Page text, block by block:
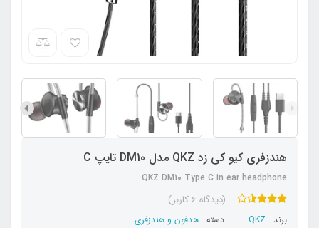
هندزفری کیو کی زد QKZ مدل DM10 تایپ C
QKZ DM10 Type C in ear headphone
(دیدگاه 6 کاربر)
برند : QKZ دسته : هدفون‌ و‌ هندزفری